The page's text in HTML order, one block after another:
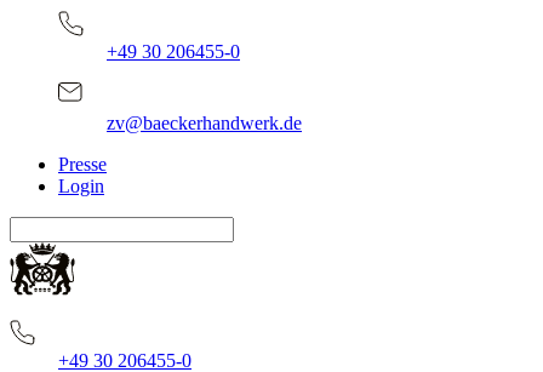
+49 30 206455-0
zv@baeckerhandwerk.de
Presse
Login
+49 30 206455-0